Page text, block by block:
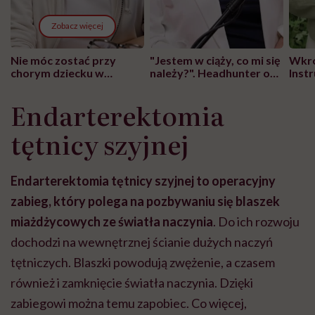
Zobacz więcej
Nie móc zostać przy
chorym dziecku w
może chyba tylko
głupota i brak
wyobraźni"
"Jestem w ciąży, co mi się
należy?". Headhunter o
pracy
Endarterektomia
tętnicy szyjnej
Endarterektomia tętnicy szyjnej to operacyjny
zabieg, który polega na pozbywaniu się blaszek
miażdżycowych ze światła naczynia. Do ich rozwoju
dochodzi na wewnętrznej ścianie dużych naczyń
tętniczych. Blaszki powodują zwężenie, a czasem
również i zamknięcie światła naczynia. Dzięki
zabiegowi można temu zapobiec. Co więcej,